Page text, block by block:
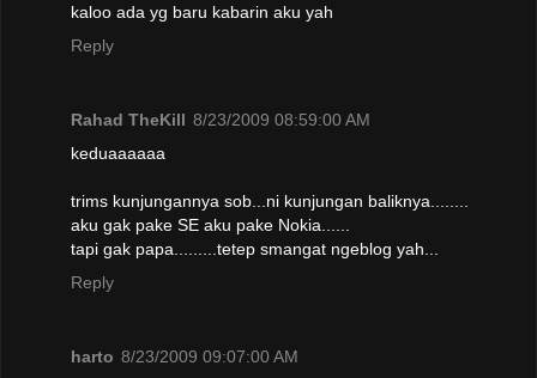
kaloo ada yg baru kabarin aku yah
Reply
Rahad TheKill 8/23/2009 08:59:00 AM
keduaaaaaa
trims kunjungannya sob...ni kunjungan baliknya........
aku gak pake SE aku pake Nokia......
tapi gak papa.........tetep smangat ngeblog yah...
Reply
harto 8/23/2009 09:07:00 AM